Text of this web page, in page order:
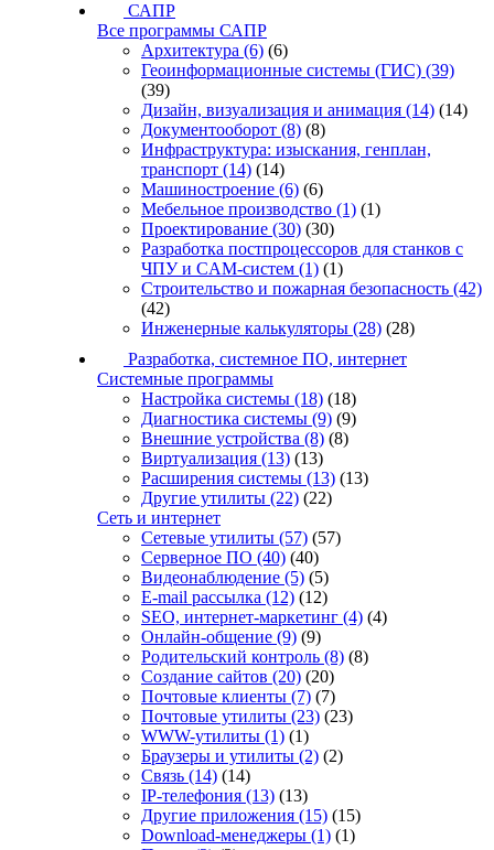
САПР
Все программы САПР
Архитектура (6) (6)
Геоинформационные системы (ГИС) (39)
(39)
Дизайн, визуализация и анимация (14) (14)
Документооборот (8) (8)
Инфраструктура: изыскания, генплан,
транспорт (14) (14)
Машиностроение (6) (6)
Мебельное производство (1) (1)
Проектирование (30) (30)
Разработка постпроцессоров для станков с
ЧПУ и CAM-систем (1) (1)
Строительство и пожарная безопасность (42)
(42)
Инженерные калькуляторы (28) (28)
Разработка, системное ПО, интернет
Системные программы
Настройка системы (18) (18)
Диагностика системы (9) (9)
Внешние устройства (8) (8)
Виртуализация (13) (13)
Расширения системы (13) (13)
Другие утилиты (22) (22)
Сеть и интернет
Сетевые утилиты (57) (57)
Серверное ПО (40) (40)
Видеонаблюдение (5) (5)
E-mail рассылка (12) (12)
SEO, интернет-маркетинг (4) (4)
Онлайн-общение (9) (9)
Родительский контроль (8) (8)
Создание сайтов (20) (20)
Почтовые клиенты (7) (7)
Почтовые утилиты (23) (23)
WWW-утилиты (1) (1)
Браузеры и утилиты (2) (2)
Связь (14) (14)
IP-телефония (13) (13)
Другие приложения (15) (15)
Download-менеджеры (1) (1)